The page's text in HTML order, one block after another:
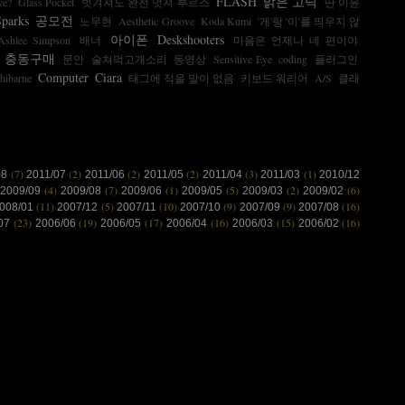
공모전 노무현 Aesthetic Groove Koda Kumi '게'랑 '이'를 띄우지 않
Simpson 배너 아이폰 Deskshooters 마음은 언제나 네 편이야
충동구매 문안 술쳐먹고개소리 동영상 Sensitive Eye coding
플러그인
hibarne Computer Ciara 태그에 적을 말이 없음 키보드 워리어 A/S 클래
(7) 2011/07(2) 2011/06(2) 2011/05(2) 2011/04 (3) 2011/03 (1) 2010/12
2009/09 (4) 2009/08 (7) 2009/06 (1) 2009/05 (5) 2009/03(2) 2009/02(6)
01(11) 2007/12 (5) 2007/11 (10) 2007/10(9) 2007/09 (9) 2007/08(16)
(23) 2006/06(19) 2006/05(17) 2006/04 (16) 2006/03 (15) 2006/02(16)